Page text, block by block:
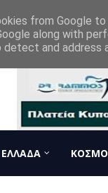
ΕΛΛΑΔΑ
from Google
along with
and address